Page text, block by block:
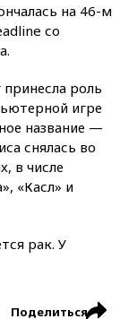
на 46-м
со
роль
игре
название —
снялась во
в числе
«Касл» и
рак. У
Поделиться